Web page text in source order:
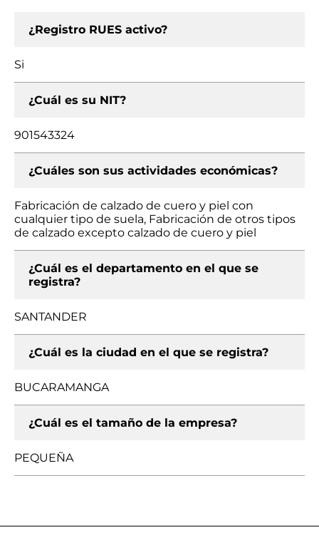
¿Registro RUES activo?
Si
¿Cuál es su NIT?
901543324
¿Cuáles son sus actividades económicas?
Fabricación de calzado de cuero y piel con
cualquier tipo de suela, Fabricación de otros tipos
de calzado excepto calzado de cuero y piel
¿Cuál es el departamento en el que se
registra?
SANTANDER
¿Cuál es la ciudad en el que se registra?
BUCARAMANGA
¿Cuál es el tamaño de la empresa?
PEQUEÑA